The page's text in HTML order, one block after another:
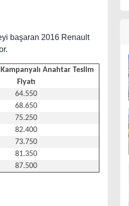
başaran 2016 Renault
Anahtar Teslim
Fiyatı
64.550
68.650
75.250
82.400
73.750
81.350
87.500